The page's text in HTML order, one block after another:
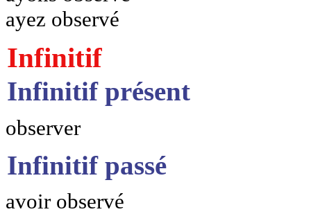
ayez observé
Infinitif
Infinitif présent
observer
Infinitif passé
avoir observé